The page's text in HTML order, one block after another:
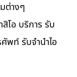
ต่างๆ
โอ บริการ รับ
พท์ รับจำนำไอ